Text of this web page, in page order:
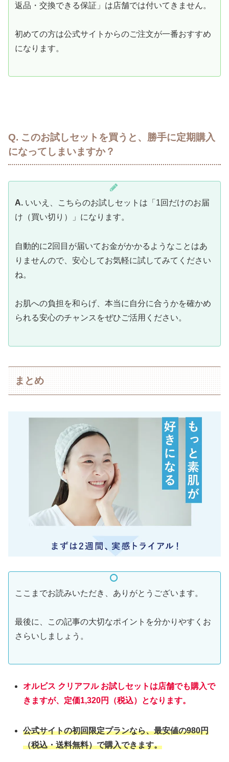
返品・交換できる保証」は店舗では付いてきません。
初めての方は公式サイトからのご注文が一番おすすめ
になります。
Q. このお試しセットを買うと、勝手に定期購入
になってしまいますか？
A. いいえ、こちらのお試しセットは「1回だけのお届
け（買い切り）」になります。
自動的に2回目が届いてお金がかかるようなことはあ
りませんので、安心してお気軽に試してみてください
ね。
お肌への負担を和らげ、本当に自分に合うかを確かめ
られる安心のチャンスをぜひご活用ください。
まとめ
ここまでお読みいただき、ありがとうございます。
最後に、この記事の大切なポイントを分かりやすくお
さらいしましょう。
オルビス クリアフル お試しセットは店舗でも購入で
きますが、定価1,320円（税込）となります。
公式サイトの初回限定プランなら、最安値の980円
（税込・送料無料）で購入できます。